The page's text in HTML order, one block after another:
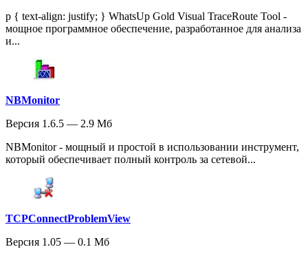
p { text-align: justify; } WhatsUp Gold Visual TraceRoute Tool -
мощное программное обеспечение, разработанное для анализа
и...
NBMonitor
Версия 1.6.5 — 2.9 Мб
NBMonitor - мощный и простой в использовании инструмент,
который обеспечивает полный контроль за сетевой...
TCPConnectProblemView
Версия 1.05 — 0.1 Мб